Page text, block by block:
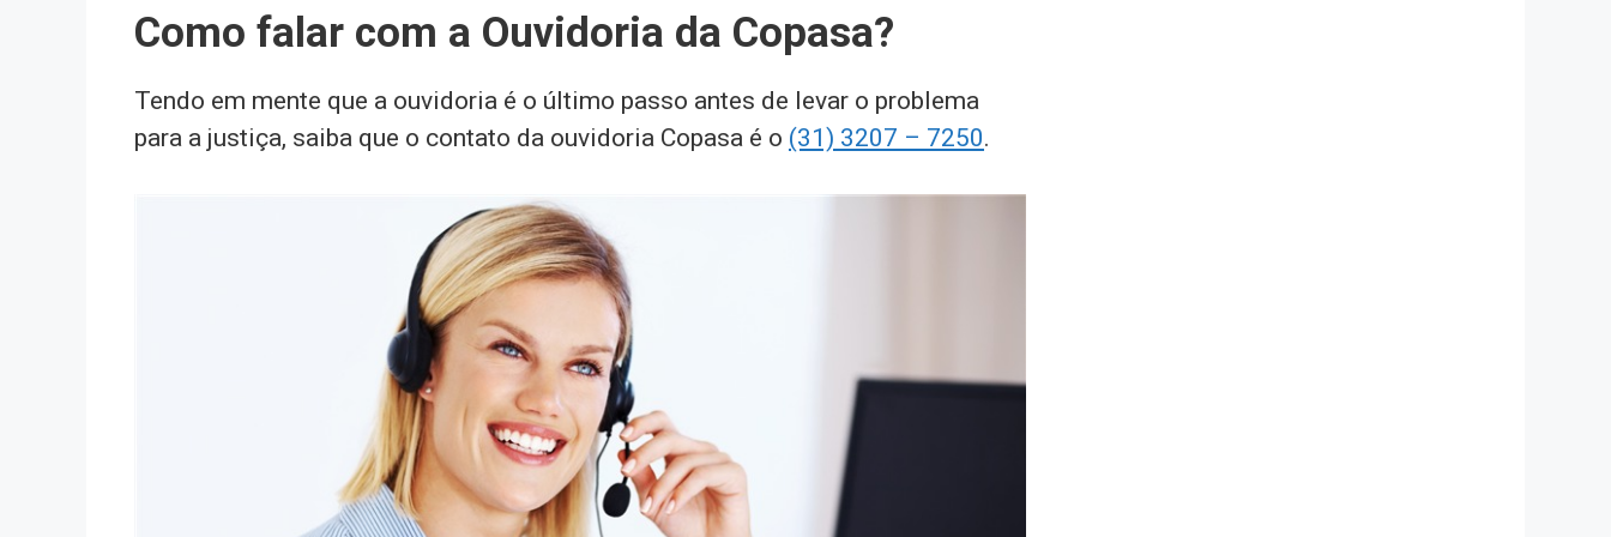
Como falar com a Ouvidoria da Copasa?
Tendo em mente que a ouvidoria é o último passo antes de levar o problema
para a justiça, saiba que o contato da ouvidoria Copasa é o (31) 3207 – 7250.